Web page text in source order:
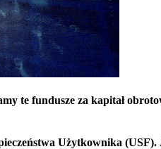
te fundusze za kapitał
Użytkownika (USF).